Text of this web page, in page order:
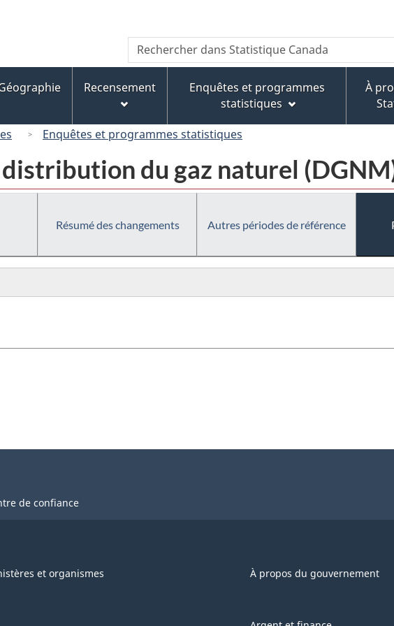
au
contenu
principal
« À
propos
de
ce
version
HTML
simplifiée
Recherche
Rechercher
dans
Canada
Recensement
Enquêtes et programmes
statistiques
À
Enquêtes et programmes statistiques
du gaz naturel
Résumé des changements Autres périodes de référence
de confiance
et organismes À propos du gouvernement